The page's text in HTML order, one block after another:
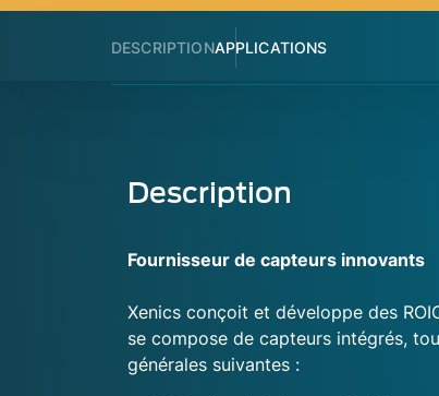
DESCRIPTIONAPPLICATIONS
Description
Fournisseur de capteurs innovants
Xenics conçoit et développe des
se compose de capteurs intégrés,
générales suivantes :